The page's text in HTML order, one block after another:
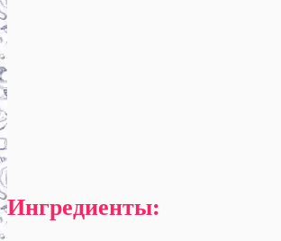
Ингредиенты: